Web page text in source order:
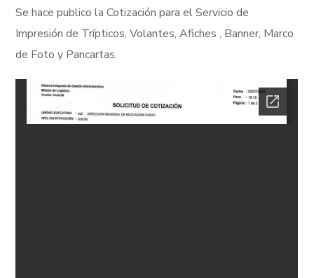
Se hace publico la Cotización para el Servicio de
Impresión de Trípticos, Volantes, Afiches , Banner, Marco
de Foto y Pancartas.